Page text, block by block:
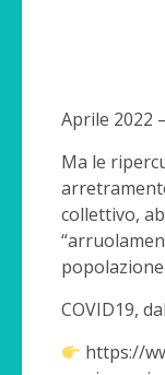
Aprile 2022
Ma le
collettivo,
COVID19,
https://